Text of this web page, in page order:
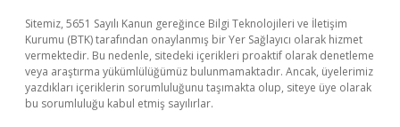
Sitemiz, 5651 Sayılı Kanun gereğince Bilgi Teknolojileri ve İletişim
Kurumu (BTK) tarafından onaylanmış bir Yer Sağlayıcı olarak hizmet
vermektedir. Bu nedenle, sitedeki içerikleri proaktif olarak denetleme
veya araştırma yükümlülüğümüz bulunmamaktadır. Ancak, üyelerimiz
yazdıkları içeriklerin sorumluluğunu taşımakta olup, siteye üye olarak
bu sorumluluğu kabul etmiş sayılırlar.